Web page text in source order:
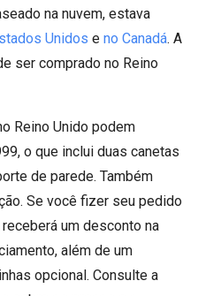
na nuvem, estava
Unidos e no Canadá. A
ser comprado no Reino
Reino Unido podem
o que inclui duas canetas
de parede. Também
Se você fizer seu pedido
um desconto na
além de um
opcional. Consulte a